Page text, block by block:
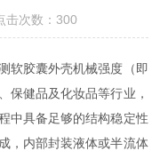
次数：300
软胶囊外壳机械强度（即
保健品及化妆品等行业，
中具备足够的结构稳定性
，内部封装液体或半流体